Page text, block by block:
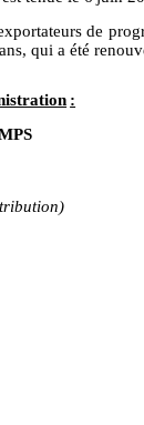
de
qui a été
: